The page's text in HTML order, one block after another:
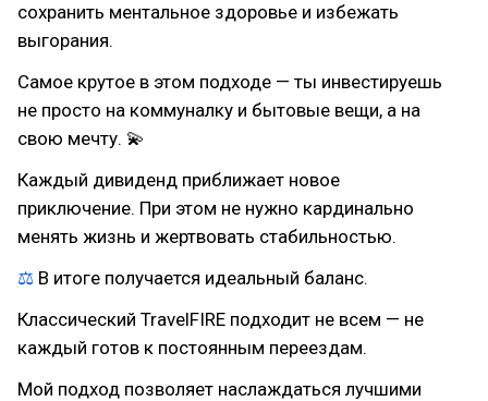
сохранить ментальное здоровье и избежать
выгорания.
Самое крутое в этом подходе — ты инвестируешь
не просто на коммуналку и бытовые вещи, а на
свою мечту. 💫
Каждый дивиденд приближает новое
приключение. При этом не нужно кардинально
менять жизнь и жертвовать стабильностью.
⚖ В итоге получается идеальный баланс.
Классический TravelFIRE подходит не всем — не
каждый готов к постоянным переездам.
Мой подход позволяет наслаждаться лучшими